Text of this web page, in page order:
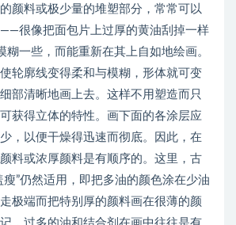
颜料或极少量的堆塑部分，常常可以
很像把面包片上过厚的黄油刮掉一样
一些，而能重新在其上自如地绘画。
轮廓线变得柔和与模糊，形体就可变
部清晰地画上去。这样不用塑造而只
获得立体的特性。画下面的各涂层应
，以便干燥得迅速而彻底。因此，在
料或浓厚颜料是有顺序的。这里，古
瘦”仍然适用，即把多油的颜色涂在少油
极端而把特别厚的颜料画在很薄的颜